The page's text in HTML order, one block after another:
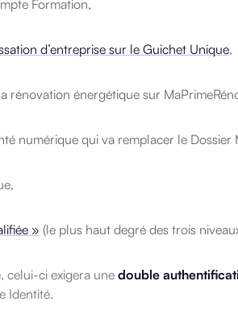
Formation,
d’entreprise sur le Guichet Unique,
rénovation énergétique sur
numérique qui va remplacer le Dossier
» (le plus haut degré des trois
celui-ci exigera une double
Identité.